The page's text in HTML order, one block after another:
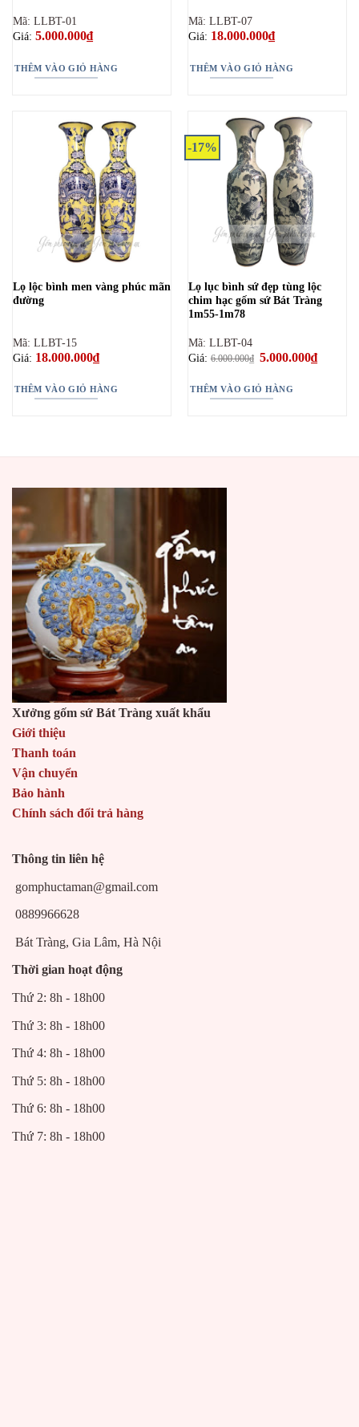
Mã: LLBT-01
Giá: 5.000.000₫
THÊM VÀO GIỎ HÀNG
Mã: LLBT-07
Giá: 18.000.000₫
THÊM VÀO GIỎ HÀNG
Lọ lộc bình men vàng phúc mãn
đường
Mã: LLBT-15
Giá: 18.000.000₫
THÊM VÀO GIỎ HÀNG
-17%
Lọ lục bình sứ đẹp tùng lộc
chim hạc gốm sứ Bát Tràng
1m55-1m78
Mã: LLBT-04
Giá:6.000.000₫ Giá
6.000.000₫.
5.000.000₫Giá
hiện
THÊM VÀO GIỎ HÀNG
Xưởng gốm sứ Bát Tràng xuất khẩu
Giới thiệu
Thanh toán
Vận chuyển
Bảo hành
Chính sách đổi trả hàng
Thông tin liên hệ
gomphuctaman@gmail.com
0889966628
Bát Tràng, Gia Lâm, Hà Nội
Thời gian hoạt động
Thứ 2: 8h - 18h00
Thứ 3: 8h - 18h00
Thứ 4: 8h - 18h00
Thứ 5: 8h - 18h00
Thứ 6: 8h - 18h00
Thứ 7: 8h - 18h00